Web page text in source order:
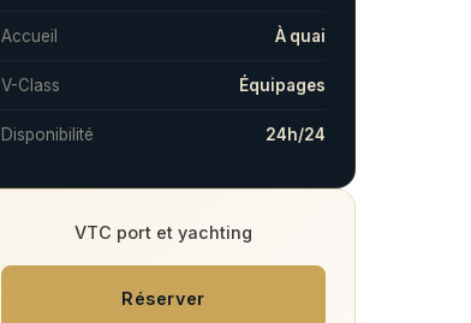
Accueil À quai
V-Class Équipages
Disponibilité 24h/24
VTC port et yachting
Réserver